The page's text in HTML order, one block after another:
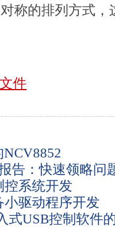
称的排列方式，
件
告：快速领略问
控系统开发
小驱动程序开发
式USB控制软件